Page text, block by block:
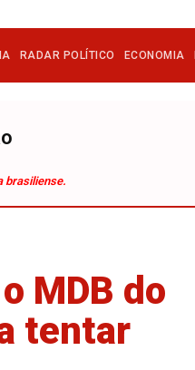
RADAR POLÍTICO ECONOMIA
brasiliense.
MDB do
tentar